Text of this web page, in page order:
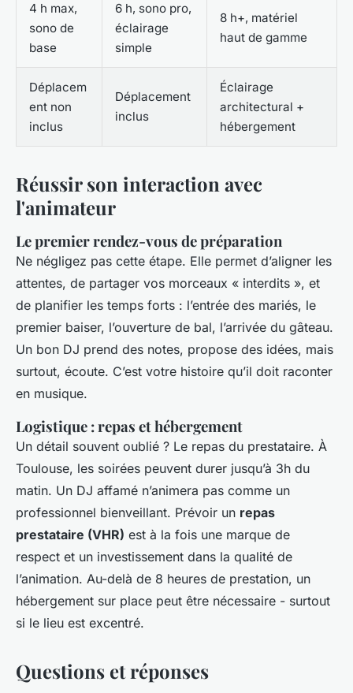
4 h max,
sono de
base
6 h, sono pro,
éclairage
simple
8 h+, matériel
haut de gamme
Déplacem
ent non
inclus
Déplacement
inclus
Éclairage
architectural +
hébergement
Réussir son interaction avec
l'animateur
Le premier rendez-vous de préparation
Ne négligez pas cette étape. Elle permet d’aligner les
attentes, de partager vos morceaux « interdits », et
de planifier les temps forts : l’entrée des mariés, le
premier baiser, l’ouverture de bal, l’arrivée du gâteau.
Un bon DJ prend des notes, propose des idées, mais
surtout, écoute. C’est votre histoire qu’il doit raconter
en musique.
Logistique : repas et hébergement
Un détail souvent oublié ? Le repas du prestataire. À
Toulouse, les soirées peuvent durer jusqu’à 3h du
matin. Un DJ affamé n’animera pas comme un
professionnel bienveillant. Prévoir un repas
prestataire (VHR) est à la fois une marque de
respect et un investissement dans la qualité de
l’animation. Au-delà de 8 heures de prestation, un
hébergement sur place peut être nécessaire - surtout
si le lieu est excentré.
Questions et réponses